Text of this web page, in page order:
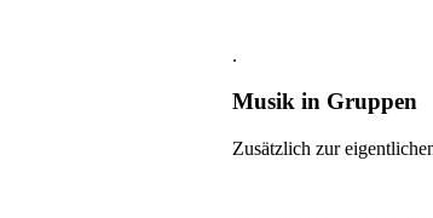
.
Musik in Gruppen
Zusätzlich zur